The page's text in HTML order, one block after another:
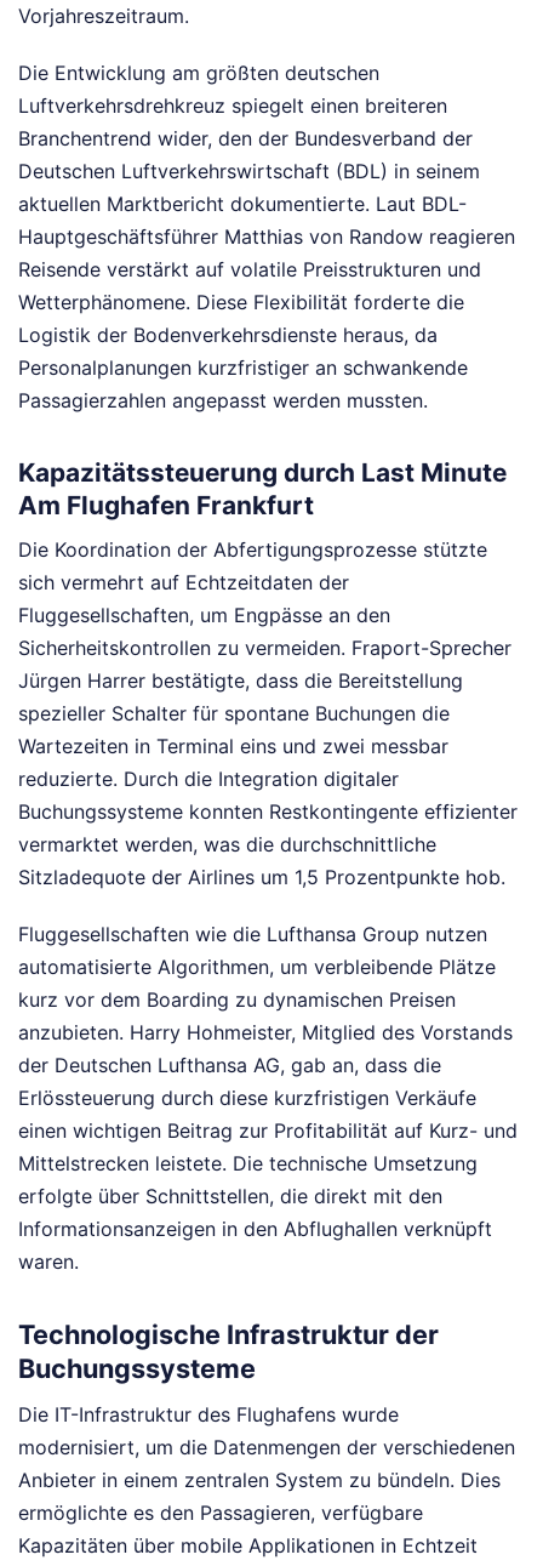
Vorjahreszeitraum.
Die Entwicklung am größten deutschen
Luftverkehrsdrehkreuz spiegelt einen breiteren
Branchentrend wider, den der Bundesverband der
Deutschen Luftverkehrswirtschaft (BDL) in seinem
aktuellen Marktbericht dokumentierte. Laut BDL-
Hauptgeschäftsführer Matthias von Randow reagieren
Reisende verstärkt auf volatile Preisstrukturen und
Wetterphänomene. Diese Flexibilität forderte die
Logistik der Bodenverkehrsdienste heraus, da
Personalplanungen kurzfristiger an schwankende
Passagierzahlen angepasst werden mussten.
Kapazitätssteuerung durch Last Minute
Am Flughafen Frankfurt
Die Koordination der Abfertigungsprozesse stützte
sich vermehrt auf Echtzeitdaten der
Fluggesellschaften, um Engpässe an den
Sicherheitskontrollen zu vermeiden. Fraport-Sprecher
Jürgen Harrer bestätigte, dass die Bereitstellung
spezieller Schalter für spontane Buchungen die
Wartezeiten in Terminal eins und zwei messbar
reduzierte. Durch die Integration digitaler
Buchungssysteme konnten Restkontingente effizienter
vermarktet werden, was die durchschnittliche
Sitzladequote der Airlines um 1,5 Prozentpunkte hob.
Fluggesellschaften wie die Lufthansa Group nutzen
automatisierte Algorithmen, um verbleibende Plätze
kurz vor dem Boarding zu dynamischen Preisen
anzubieten. Harry Hohmeister, Mitglied des Vorstands
der Deutschen Lufthansa AG, gab an, dass die
Erlössteuerung durch diese kurzfristigen Verkäufe
einen wichtigen Beitrag zur Profitabilität auf Kurz- und
Mittelstrecken leistete. Die technische Umsetzung
erfolgte über Schnittstellen, die direkt mit den
Informationsanzeigen in den Abflughallen verknüpft
waren.
Technologische Infrastruktur der
Buchungssysteme
Die IT-Infrastruktur des Flughafens wurde
modernisiert, um die Datenmengen der verschiedenen
Anbieter in einem zentralen System zu bündeln. Dies
ermöglichte es den Passagieren, verfügbare
Kapazitäten über mobile Applikationen in Echtzeit